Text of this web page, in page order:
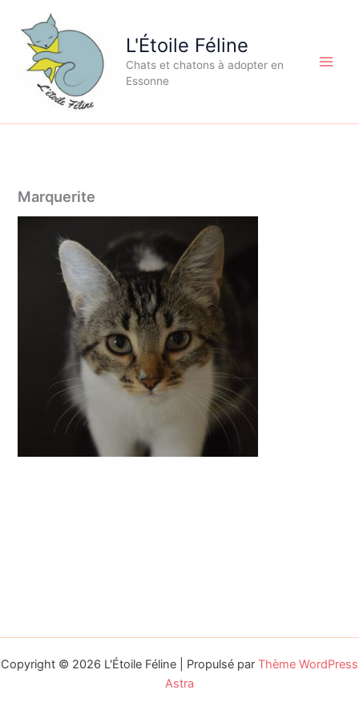
contenu
L'Étoile Féline
Chats et chatons à adopter en
Essonne
Marquerite
Copyright © 2026 L'Étoile Féline | Propulsé par Thème WordPress
Astra